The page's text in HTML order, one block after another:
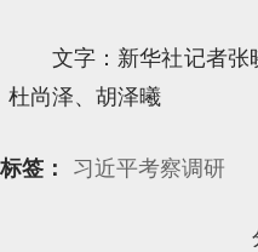
文字：新华社记者
杜尚泽、胡泽曦
标签： 习近平考察调研